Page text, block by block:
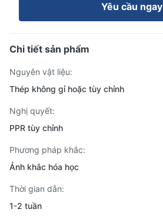
Yêu cầu ngay
Chi tiết sản phẩm
Nguyên vật liệu:
Thép không gỉ hoặc tùy chỉnh
Nghị quyết:
PPR tùy chỉnh
Phương pháp khắc:
Ảnh khắc hóa học
Thời gian dẫn:
1-2 tuần